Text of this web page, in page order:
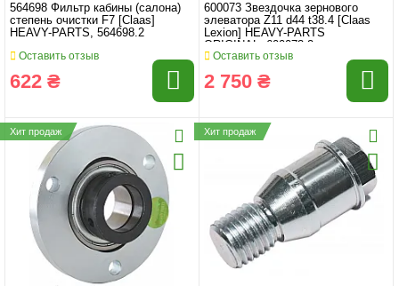
564698 Фильтр кабины (салона)
степень очистки F7 [Claas]
HEAVY-PARTS, 564698.2
Оставить отзыв
622 ₴
600073 Звездочка зернового
элеватора Z11 d44 t38.4 [Claas
Lexion] HEAVY-PARTS
ORIGINAL, 600073.2
Оставить отзыв
2 750 ₴
Хит продаж Хит продаж